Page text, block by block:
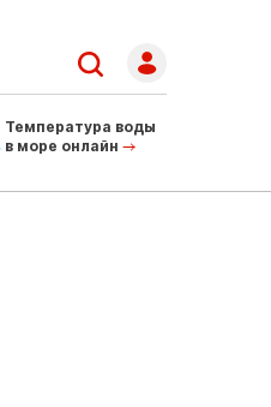
Температура воды
в море онлайн